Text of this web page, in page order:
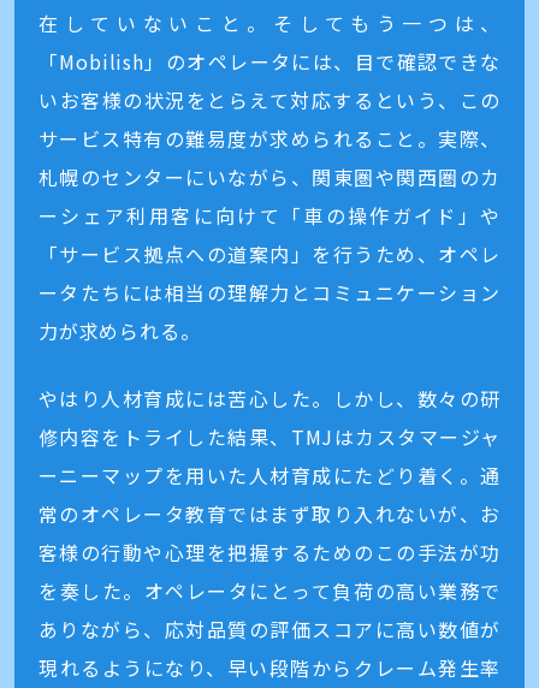
在していないこと。そしてもう一つは、
「Mobilish」のオペレータには、目で確認できな
いお客様の状況をとらえて対応するという、この
サービス特有の難易度が求められること。実際、
札幌のセンターにいながら、関東圏や関西圏のカ
ーシェア利用客に向けて「車の操作ガイド」や
「サービス拠点への道案内」を行うため、オペレ
ータたちには相当の理解力とコミュニケーション
力が求められる。
やはり人材育成には苦心した。しかし、数々の研
修内容をトライした結果、TMJはカスタマージャ
ーニーマップを用いた人材育成にたどり着く。通
常のオペレータ教育ではまず取り入れないが、お
客様の行動や心理を把握するためのこの手法が功
を奏した。オペレータにとって負荷の高い業務で
ありながら、応対品質の評価スコアに高い数値が
現れるようになり、早い段階からクレーム発生率